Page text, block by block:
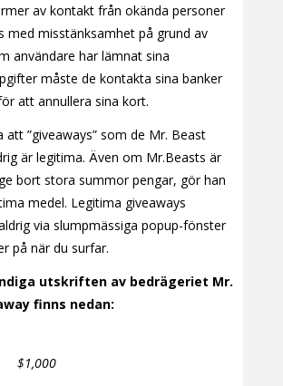
av kontakt från okända personer
med misstänksamhet på grund av
användare har lämnat sina
måste de kontakta sina banker
att annullera sina kort.
att ”giveaways” som de Mr. Beast
är legitima. Även om Mr.Beasts är
bort stora summor pengar, gör han
medel. Legitima giveaways
via slumpmässiga popup-fönster
på när du surfar.
utskriften av bedrägeriet Mr.
finns nedan:
$1,000